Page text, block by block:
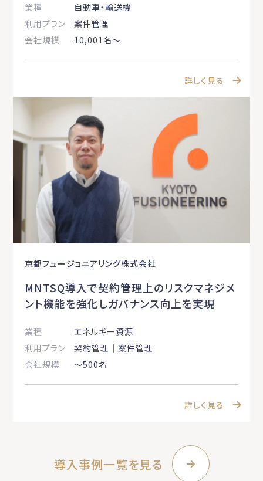
業種
自動車・輸送機
利用プラン
案件管理
会社規模
10,001名〜
詳しく見る
京都フュージョニアリング株式会社
MNTSQ導入で契約管理上のリスクマネジメ
ント機能を強化しガバナンス向上を実現
業種
エネルギー資源
利用プラン
契約管理｜案件管理
会社規模
〜500名
詳しく見る
導入事例一覧を見る